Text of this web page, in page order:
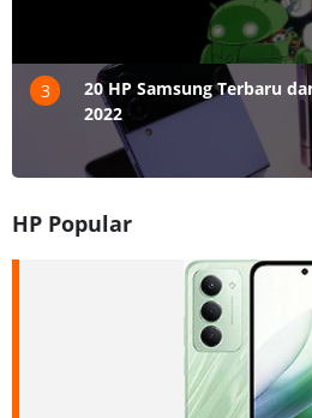
3
20 HP Samsung Terbaru
2022
HP Popular